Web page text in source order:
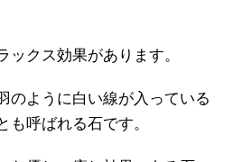
ックス効果があります。
のように白い線が入っている
も呼ばれる石です。